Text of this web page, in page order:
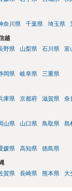
奈川県 千葉県 埼玉県
越
野県 山梨県 石川県 富
岡県 岐阜県 三重県
庫県 京都府 滋賀県 奈
山県 山口県 鳥取県 島
媛県 高知県 徳島県
賀県 長崎県 熊本県 大